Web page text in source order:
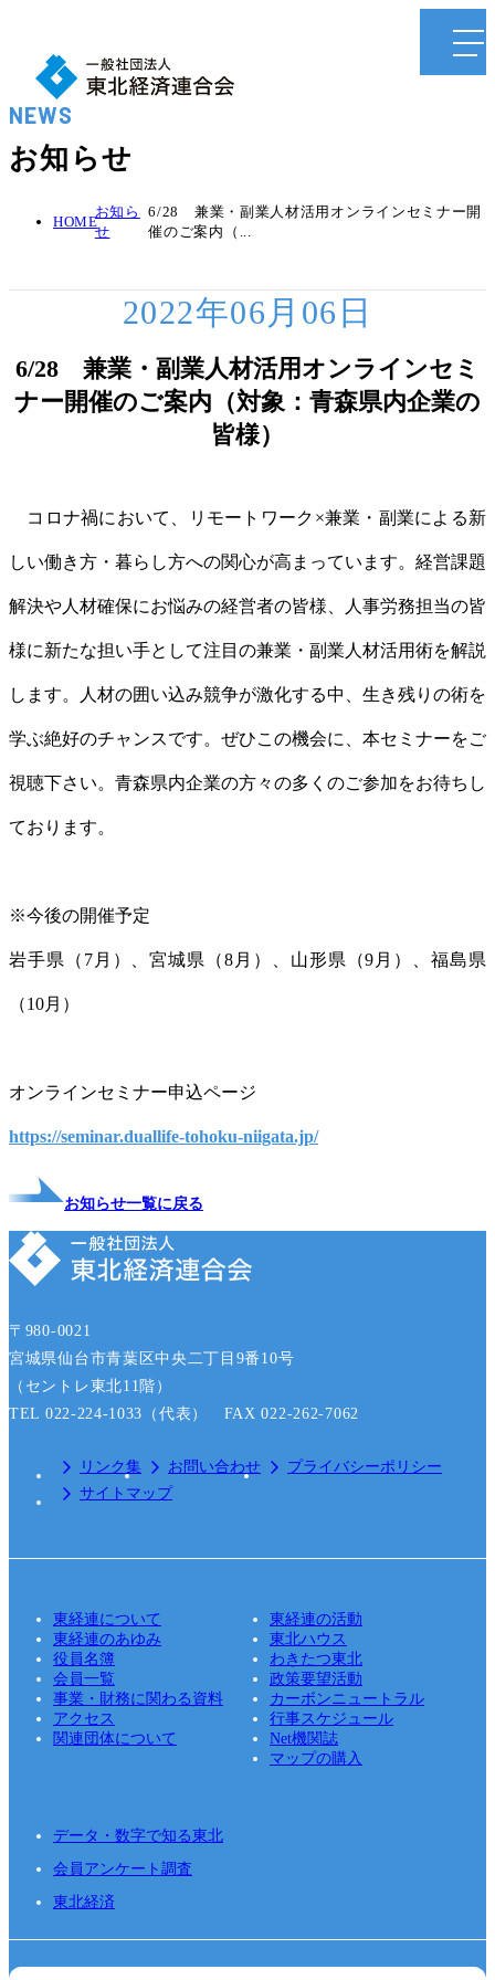
NEWS
お知らせ
HOME
お知ら
せ
6/28 兼業・副業人材活用オンラインセミナー開
催のご案内（...
2022年06月06日
6/28 兼業・副業人材活用オンラインセミ
ナー開催のご案内（対象：青森県内企業の
皆様）
コロナ禍において、リモートワーク×兼業・副業による新
しい働き方・暮らし方への関心が高まっています。経営課題
解決や人材確保にお悩みの経営者の皆様、人事労務担当の皆
様に新たな担い手として注目の兼業・副業人材活用術を解説
します。人材の囲い込み競争が激化する中、生き残りの術を
学ぶ絶好のチャンスです。ぜひこの機会に、本セミナーをご
視聴下さい。青森県内企業の方々の多くのご参加をお待ちし
ております。
※今後の開催予定
岩手県（7月）、宮城県（8月）、山形県（9月）、福島県
（10月）
オンラインセミナー申込ページ
https://seminar.duallife-tohoku-niigata.jp/
お知らせ一覧に戻る
〒980-0021
宮城県仙台市青葉区中央二丁目9番10号
（セントレ東北11階）
TEL 022-224-1033（代表） FAX 022-262-7062
リンク集 お問い合わせ
プライバシーポリシー
サイトマップ
東経連について
東経連の活動
東経連のあゆみ
東北ハウス
役員名簿
わきたつ東北
会員一覧
政策要望活動
事業・財務に関わる資料
カーボンニュートラル
アクセス
行事スケジュール
関連団体について
Net機関誌
マップの購入
データ・数字で知る東北
会員アンケート調査
東北経済